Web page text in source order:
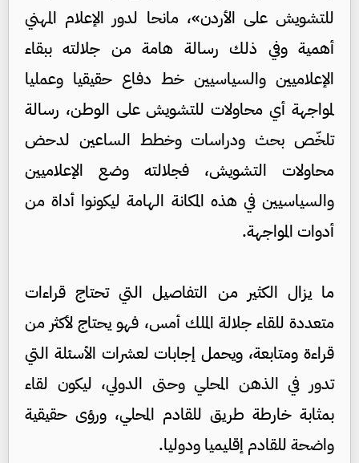
للتشويش على الأردن»، مانحا لدور الإعلام المهني
أهمية وفي ذلك رسالة هامة من جلالته ببقاء
الإعلاميين والسياسيين خط دفاع حقيقيا وعمليا
لمواجهة أي محاولات للتشويش على الوطن، رسالة
تلخّص بحث ودراسات وخطط الساعين لدحض
محاولات التشويش، فجلالته وضع الإعلاميين
والسياسيين في هذه المكانة الهامة ليكونوا أداة من
أدوات المواجهة.
ما يزال الكثير من التفاصيل التي تحتاج قراءات
متعددة للقاء جلالة الملك أمس، فهو يحتاج لأكثر من
قراءة ومتابعة، ويحمل إجابات لعشرات الأسئلة التي
تدور في الذهن المحلي وحتى الدولي، ليكون لقاء
بمثابة خارطة طريق للقادم المحلي، ورؤى حقيقية
واضحة للقادم إقليميا ودوليا.